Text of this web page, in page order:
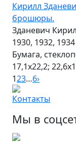
Кирилл
брошюры.
Зданевич
1930, 1932, 1934
Бумага,
17,1х22,2;
123…6›
Контакты
Мы в